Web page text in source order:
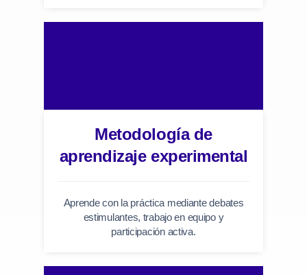
Metodología de
aprendizaje experimental
Aprende con la práctica mediante debates
estimulantes, trabajo en equipo y
participación activa.